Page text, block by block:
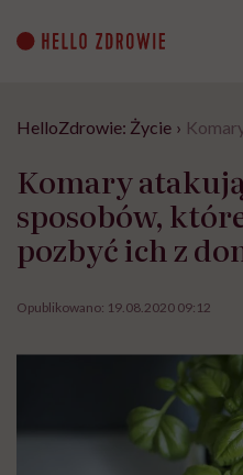
content
HelloZdrowie: Życie ›
Komary
sposobów,
pozbyć ich z
Opublikowano: 19.08.2020 09:12